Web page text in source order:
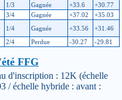
1/3 Gagnée +33.6
+30.77
3/4 Gagnée +37.02
+35.03
1/4 Gagnée +33.56
+31.46
2/4 Perdue -30.27 -29.81
FFG
d'inscription : 12K (échelle
/ échelle hybride : avant :